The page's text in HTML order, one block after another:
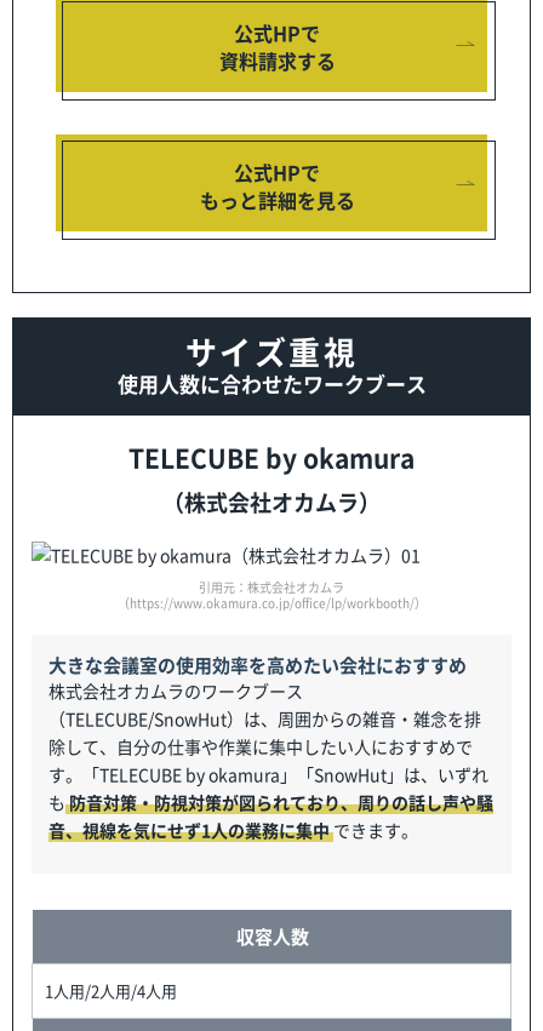
公式HPで
資料請求する
公式HPで
もっと詳細を見る
サイズ重視
使用人数に合わせたワークブース
TELECUBE by okamura
（株式会社オカムラ）
引用元：株式会社オカムラ
（https://www.okamura.co.jp/office/lp/workbooth/）
大きな会議室の使用効率を高めたい会社におすすめ
株式会社オカムラのワークブース
（TELECUBE/SnowHut）は、周囲からの雑音・雑念を排
除して、自分の仕事や作業に集中したい人におすすめで
す。「TELECUBE by okamura」「SnowHut」は、いずれ
も 防音対策・防視対策が図られており、周りの話し声や騒
音、視線を気にせず1人の業務に集中できます。
収容人数
1人用/2人用/4人用